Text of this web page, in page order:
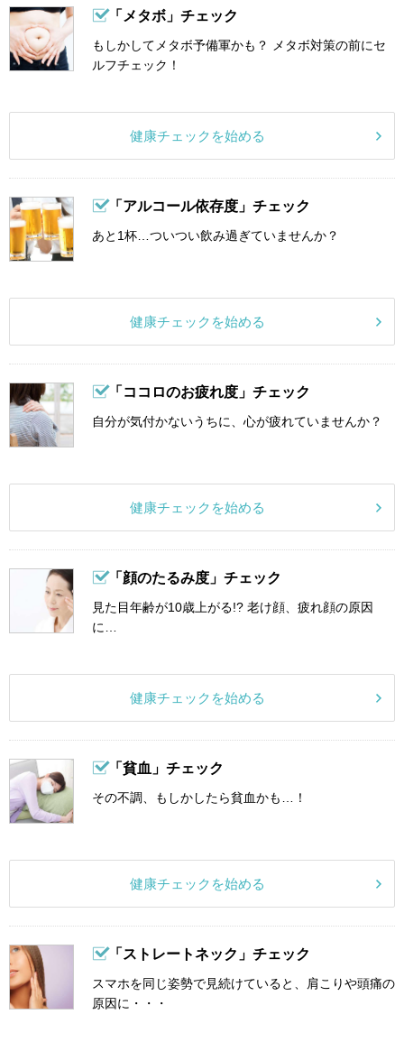
「メタボ」チェック
もしかしてメタボ予備軍かも？ メタボ対策の前にセ
ルフチェック！
健康チェックを始める
「アルコール依存度」チェック
あと1杯…ついつい飲み過ぎていませんか？
健康チェックを始める
「ココロのお疲れ度」チェック
自分が気付かないうちに、心が疲れていませんか？
健康チェックを始める
「顔のたるみ度」チェック
見た目年齢が10歳上がる!? 老け顔、疲れ顔の原因
に…
健康チェックを始める
「貧血」チェック
その不調、もしかしたら貧血かも…！
健康チェックを始める
「ストレートネック」チェック
スマホを同じ姿勢で見続けていると、肩こりや頭痛の
原因に・・・